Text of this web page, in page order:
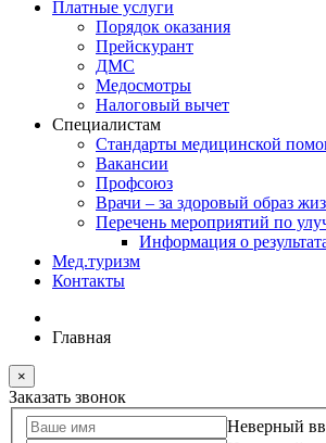
Платные услуги
Порядок оказания
Прейскурант
ДМС
Медосмотры
Налоговый вычет
Специалистам
Стандарты медицинской
Вакансии
Профсоюз
Врачи – за здоровый образ
Перечень мероприятий по
Информация о
Мед.туризм
Контакты
Главная
×
Заказать звонок
Неверный